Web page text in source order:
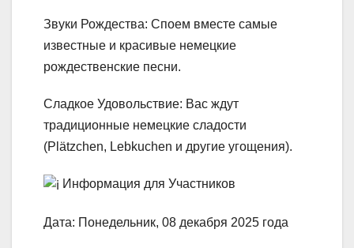
​Звуки Рождества: Споем вместе самые
известные и красивые немецкие
рождественские песни.
​Сладкое Удовольствие: Вас ждут
традиционные немецкие сладости
(Plätzchen, Lebkuchen и другие угощения).
Информация для Участников
​Дата: Понедельник, 08 декабря 2025 года